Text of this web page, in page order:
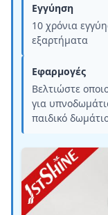
Εγγύηση
10 χρόνια
εξαρτήματα
Εφαρμογές
Βελτιώστε
για
παιδικό